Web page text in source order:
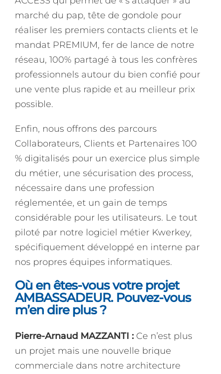
marché du pap, tête de gondole pour
réaliser les premiers contacts clients et le
mandat PREMIUM, fer de lance de notre
réseau, 100% partagé à tous les confrères
professionnels autour du bien confié pour
une vente plus rapide et au meilleur prix
possible.
Enfin, nous offrons des parcours
Collaborateurs, Clients et Partenaires 100
% digitalisés pour un exercice plus simple
du métier, une sécurisation des process,
nécessaire dans une profession
réglementée, et un gain de temps
considérable pour les utilisateurs. Le tout
piloté par notre logiciel métier Kwerkey,
spécifiquement développé en interne par
nos propres équipes informatiques.
Où en êtes-vous votre projet
AMBASSADEUR. Pouvez-vous
m’en dire plus ?
Pierre-Arnaud MAZZANTI : Ce n’est plus
un projet mais une nouvelle brique
commerciale dans notre architecture